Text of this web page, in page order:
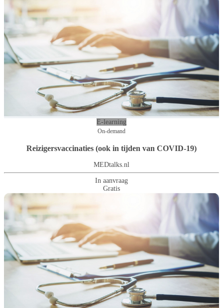
E-learning
On-demand
Reizigersvaccinaties (ook in tijden van COVID-19)
MEDtalks.nl
In aanvraag
Gratis